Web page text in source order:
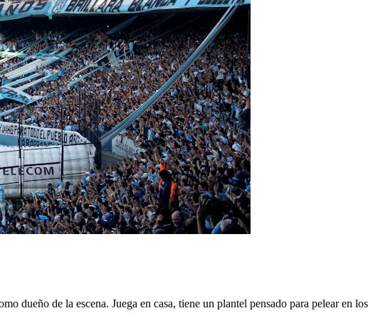
dueño de la escena. Juega en casa, tiene un plantel pensado para pelear en